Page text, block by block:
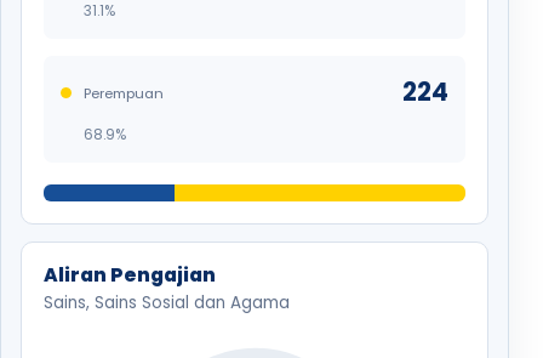
31.1%
Perempuan 224
68.9%
Aliran Pengajian
Sains, Sains Sosial dan Agama